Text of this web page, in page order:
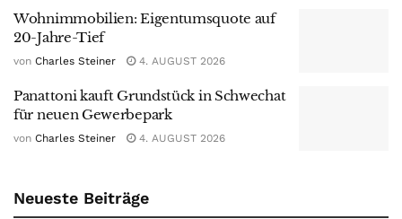
Wohnimmobilien: Eigentumsquote auf
20-Jahre-Tief
von Charles Steiner 4. AUGUST 2026
Panattoni kauft Grundstück in Schwechat
für neuen Gewerbepark
von Charles Steiner 4. AUGUST 2026
Neueste Beiträge